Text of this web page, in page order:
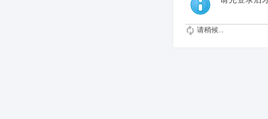
请稍候...